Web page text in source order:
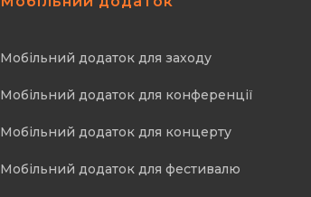
Мобільний додаток для заходу
Мобільний додаток для конференції
Мобільний додаток для концерту
Мобільний додаток для фестивалю